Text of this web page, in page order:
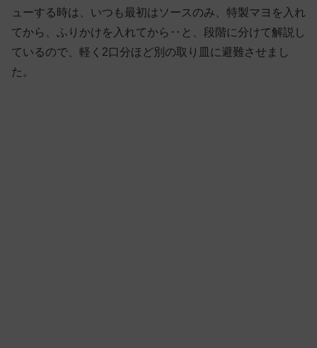
ューする時は、いつも最初はソースのみ、特製マヨを入れ
てから、ふりかけを入れてから‥と、段階に分けて解説し
ているので、軽く2口分ほど別の取り皿に避難させまし
た。